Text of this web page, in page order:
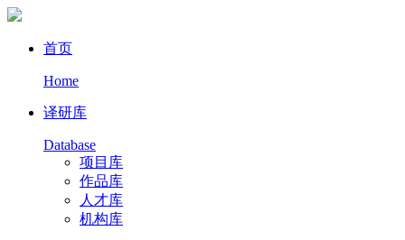
首页
Home
译研库
Database
项目库
作品库
人才库
机构库